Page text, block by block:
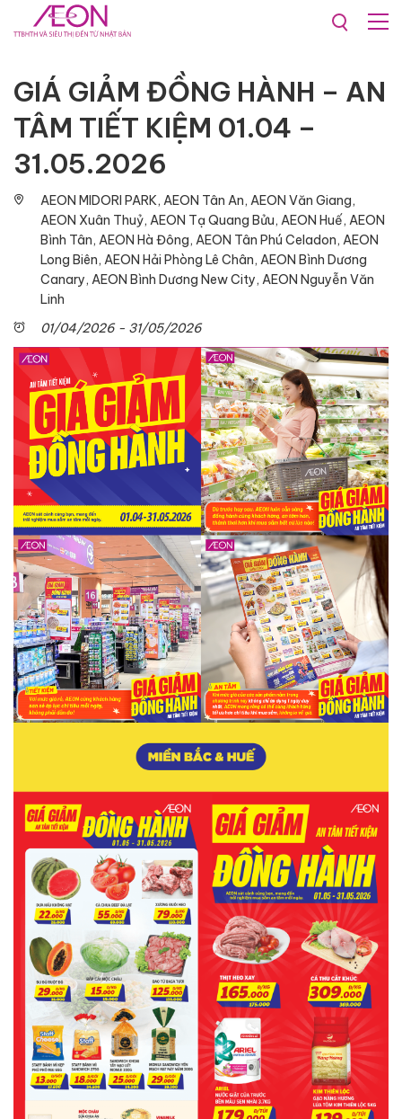
Khuyến mãi & Sự kiện
GIÁ GIẢM ĐỒNG HÀNH – AN
TÂM TIẾT KIỆM 01.04 –
31.05.2026
AEON MIDORI PARK, AEON Tân An, AEON Văn Giang,
AEON Xuân Thuỷ, AEON Tạ Quang Bửu, AEON Huế, AEON
Bình Tân, AEON Hà Đông, AEON Tân Phú Celadon, AEON
Long Biên, AEON Hải Phòng Lê Chân, AEON Bình Dương
Canary, AEON Bình Dương New City, AEON Nguyễn Văn
Linh
01/04/2026 - 31/05/2026